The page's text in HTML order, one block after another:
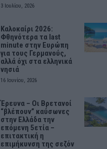
3 Ιουλίου, 2026
Καλοκαίρι 2026:
Φθηνότερα τα last
minute στην Ευρώπη
για τους Γερμανούς,
αλλά όχι στα ελληνικά
νησιά
16 Ιουνίου, 2026
Έρευνα – Οι Βρετανοί
“βλέπουν” καύσωνες
στην Ελλάδα την
επόμενη 5ετία –
επιτακτική η
επιμήκυνση της σεζόν